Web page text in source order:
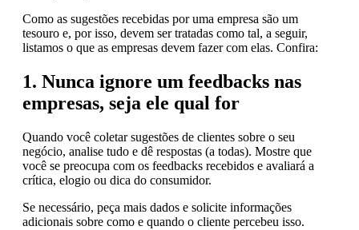
Como as sugestões recebidas por uma empresa são um
tesouro e, por isso, devem ser tratadas como tal, a seguir,
listamos o que as empresas devem fazer com elas. Confira:
1. Nunca ignore um feedbacks nas
empresas, seja ele qual for
Quando você coletar sugestões de clientes sobre o seu
negócio, analise tudo e dê respostas (a todas). Mostre que
você se preocupa com os feedbacks recebidos e avaliará a
crítica, elogio ou dica do consumidor.
Se necessário, peça mais dados e solicite informações
adicionais sobre como e quando o cliente percebeu isso.